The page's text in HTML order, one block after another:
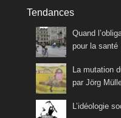
Tendances
Quand
pour la santé
La mutation
par Jörg
L’idéologie